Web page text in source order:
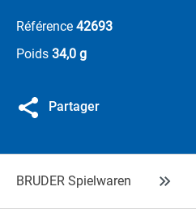
Référence 42693
Poids 34,0 g
Partager
BRUDER Spielwaren